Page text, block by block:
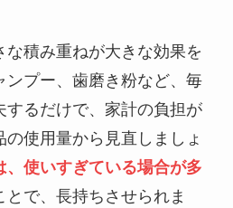
な積み重ねが大きな効果を
ンプー、歯磨き粉など、毎
するだけで、家計の負担が
使用量から見直しましょ
、使いすぎている場合が多
で、長持ちさせられま